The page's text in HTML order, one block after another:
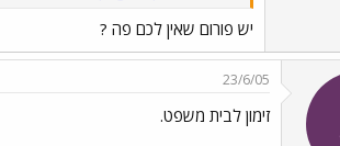
יש פורום שאין לכם פה ?
23/6/05
זימון לבית משפט.